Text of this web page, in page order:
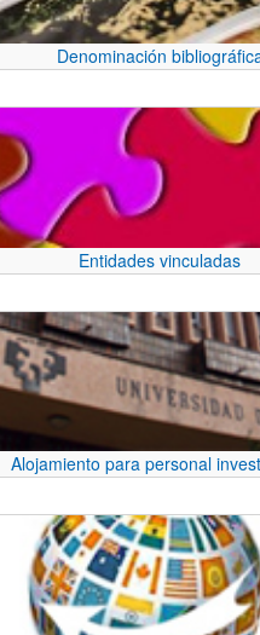
Denominación
Entidades vinculadas
Alojamiento para personal